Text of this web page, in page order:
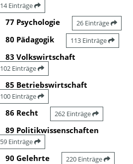
14 Einträge
77 Psychologie 26 Einträge
80 Pädagogik 113 Einträge
83 Volkswirtschaft
102 Einträge
85 Betriebswirtschaft
100 Einträge
86 Recht 262 Einträge
89 Politikwissenschaften
59 Einträge
90 Gelehrte 220 Einträge